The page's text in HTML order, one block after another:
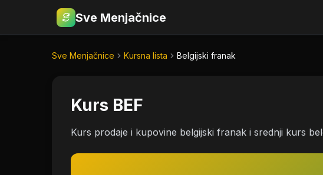
€RSD Sve Menjačnice
Sve Menjačnice Kursna lista Belgijski franak
Kurs BEF
Kurs prodaje i kupovine belgijski franak i srednji kurs